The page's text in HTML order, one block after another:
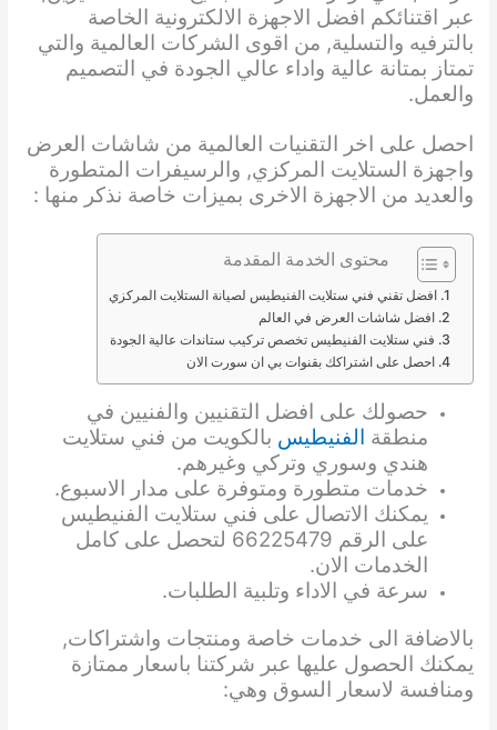
عبر اقتنائكم افضل الاجهزة الالكترونية الخاصة
بالترفيه والتسلية, من اقوى الشركات العالمية والتي
تمتاز بمتانة عالية واداء عالي الجودة في التصميم
والعمل.
احصل على اخر التقنيات العالمية من شاشات العرض
واجهزة الستلايت المركزي, والرسيفرات المتطورة
والعديد من الاجهزة الاخرى بميزات خاصة نذكر منها :
محتوى الخدمة المقدمة
افضل تقني فني ستلايت الفنيطيس لصيانة الستلايت المركزي
افضل شاشات العرض في العالم
فني ستلايت الفنيطيس تخصص تركيب ستاندات عالية الجودة
احصل على اشتراكك بقنوات بي ان سورت الان
حصولك على افضل التقنيين والفنيين في
منطقة الفنيطيس بالكويت من فني ستلايت
هندي وسوري وتركي وغيرهم.
خدمات متطورة ومتوفرة على مدار الاسبوع.
يمكنك الاتصال على فني ستلايت الفنيطيس
على الرقم 66225479 لتحصل على كامل
الخدمات الان.
سرعة في الاداء وتلبية الطلبات.
بالاضافة الى خدمات خاصة ومنتجات واشتراكات,
يمكنك الحصول عليها عبر شركتنا باسعار ممتازة
ومنافسة لاسعار السوق وهي: